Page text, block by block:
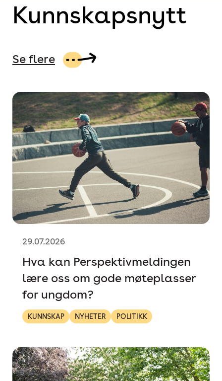
Kunnskapsnytt
Se flere
29.07.2026
Hva kan Perspektivmeldingen
lære oss om gode møteplasser
for ungdom?
KUNNSKAP NYHETER POLITIKK